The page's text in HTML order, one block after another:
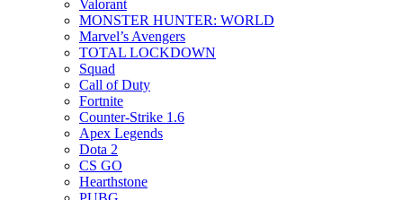
Valorant
MONSTER HUNTER: WORLD
Marvel’s Avengers
TOTAL LOCKDOWN
Squad
Call of Duty
Fortnite
Counter-Strike 1.6
Apex Legends
Dota 2
CS GO
Hearthstone